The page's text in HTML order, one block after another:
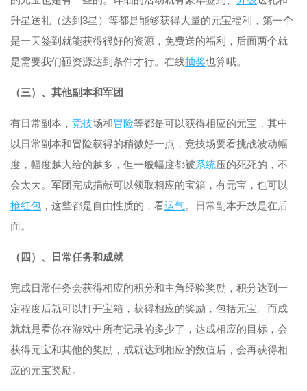
升星送礼（达到3星）等都是能够获得大量的元宝福利，第一个
是一天签到就能获得很好的资源，免费送的福利，后面两个就
是需要我们砸资源达到条件才行。在线抽奖也算哦。
（三）、其他副本和军团
有日常副本， 竞技场和冒险等都是可以获得相应的元宝，其中
以日常副本和冒险获得的稍微好一点，竞技场要看挑战波动幅
度，幅度越大给的越多，但一般幅度都被系统压的死死的，不
会太大。军团完成捐献可以领取相应的宝箱，有元宝，也可以
抢红包 ，这些都是自由性质的，看运气。日常副本开放是在后
面。
（四）、日常任务和成就
完成日常任务会获得相应的积分和主角经验奖励，积分达到一
定程度后就可以打开宝箱，获得相应的奖励，包括元宝。而成
就就是看你在游戏中所有记录的多少了，达成相应的目标，会
获得元宝和其他的奖励，成就达到相应的数值后，会再获得相
应的元宝奖励。